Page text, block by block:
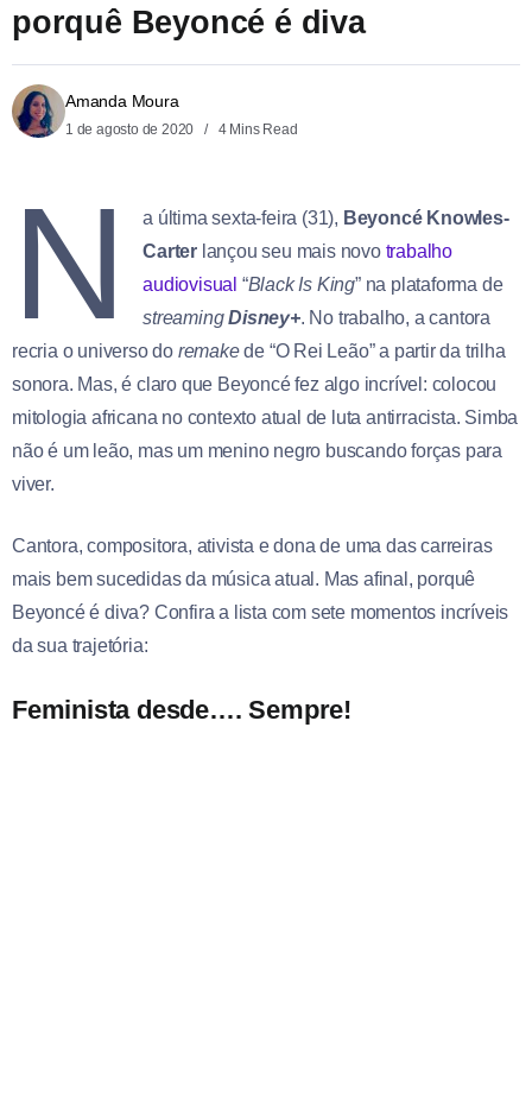
porquê Beyoncé é diva
Amanda Moura
1 de agosto de 2020 4 Mins Read
N a última sexta-feira (31), Beyoncé Knowles-
Carter lançou seu mais novo trabalho
audiovisual “Black Is King” na plataforma de
streamingDisney+. No trabalho, a cantora
recria o universo do remakede “O Rei Leão” a partir da trilha
sonora. Mas, é claro que Beyoncé fez algo incrível: colocou
mitologia africana no contexto atual de luta antirracista. Simba
não é um leão, mas um menino negro buscando forças para
viver.
Cantora, compositora, ativista e dona de uma das carreiras
mais bem sucedidas da música atual. Mas afinal, porquê
Beyoncé é diva? Confira a lista com sete momentos incríveis
da sua trajetória:
Feminista desde…. Sempre!